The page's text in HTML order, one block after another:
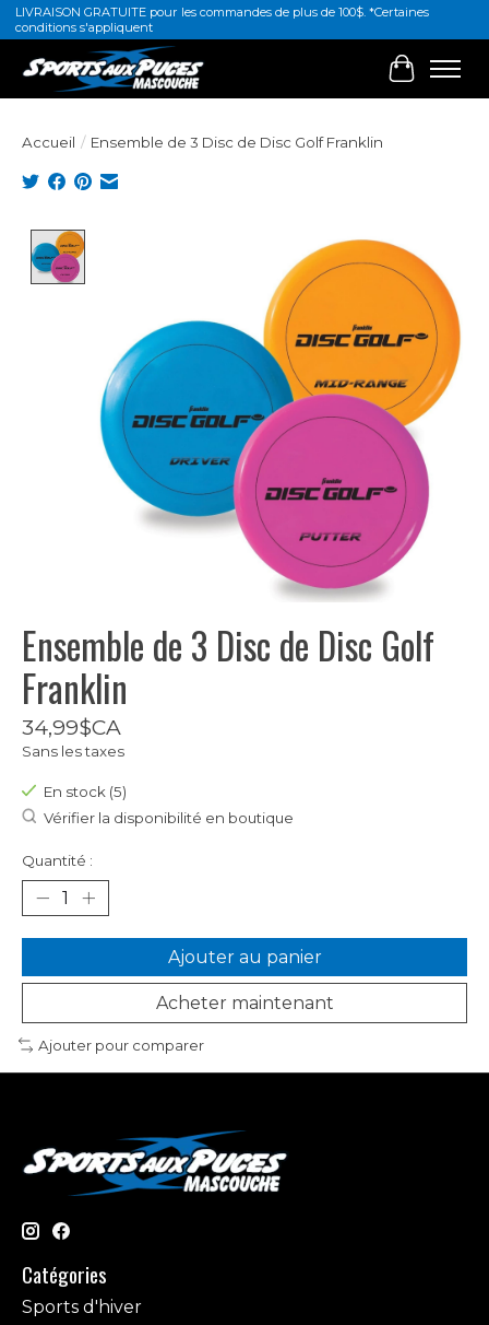
LIVRAISON GRATUITE pour les commandes de plus de 100$. *Certaines
conditions s'appliquent
Panier
Accueil / Ensemble de 3 Disc de Disc Golf Franklin
Product image slideshow Items
Ensemble de 3 Disc de Disc Golf
Franklin
34,99$CA
Sans les taxes
En stock (5)
Vérifier la disponibilité en boutique
Quantité :
Ajouter au panier
Acheter maintenant
Ajouter pour comparer
Catégories
Sports d'hiver